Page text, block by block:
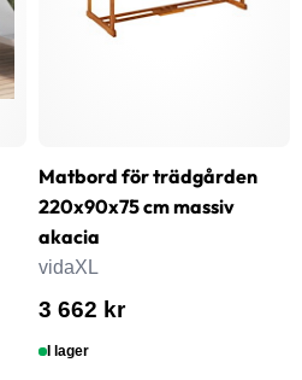
Matbord för trädgården
220x90x75 cm massiv
akacia
vidaXL
3 662 kr
I lager